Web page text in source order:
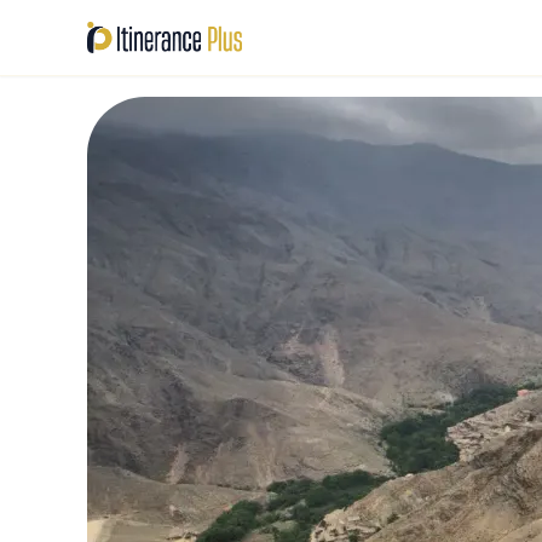
Journées et demi-journées
soleil
RETOUR